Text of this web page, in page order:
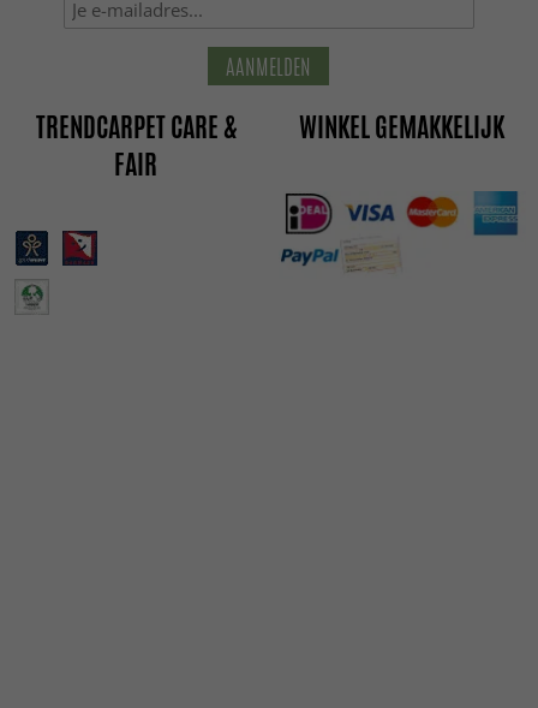
AANMELDEN
TRENDCARPET CARE &
FAIR
WINKEL GEMAKKELIJK